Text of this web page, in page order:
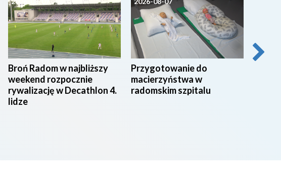
Broń Radom w najbliższy
weekend rozpocznie
rywalizację w Decathlon 4.
lidze
Przygotowanie do
macierzyństwa w
radomskim szpitalu